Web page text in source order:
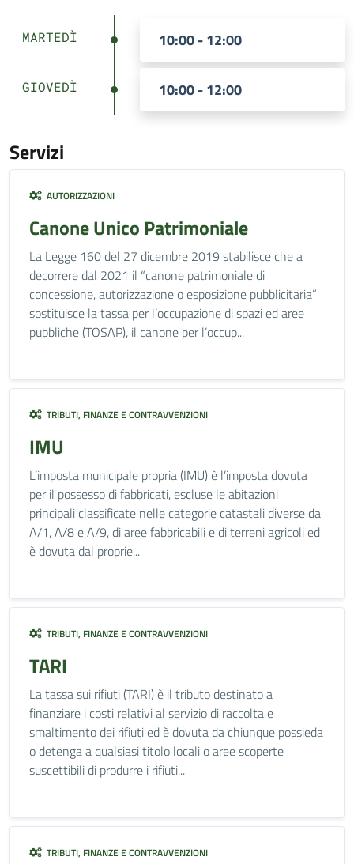
MARTEDÌ 10:00 - 12:00
GIOVEDÌ 10:00 - 12:00
Servizi
AUTORIZZAZIONI
Canone Unico Patrimoniale
La Legge 160 del 27 dicembre 2019 stabilisce che a
decorrere dal 2021 il “canone patrimoniale di
concessione, autorizzazione o esposizione pubblicitaria”
sostituisce la tassa per l’occupazione di spazi ed aree
pubbliche (TOSAP), il canone per l’occup...
TRIBUTI, FINANZE E CONTRAVVENZIONI
IMU
L’imposta municipale propria (IMU) è l’imposta dovuta
per il possesso di fabbricati, escluse le abitazioni
principali classificate nelle categorie catastali diverse da
A/1, A/8 e A/9, di aree fabbricabili e di terreni agricoli ed
è dovuta dal proprie...
TRIBUTI, FINANZE E CONTRAVVENZIONI
TARI
La tassa sui rifiuti (TARI) è il tributo destinato a
finanziare i costi relativi al servizio di raccolta e
smaltimento dei rifiuti ed è dovuta da chiunque possieda
o detenga a qualsiasi titolo locali o aree scoperte
suscettibili di produrre i rifiuti...
TRIBUTI, FINANZE E CONTRAVVENZIONI